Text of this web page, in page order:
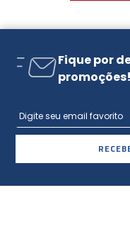
Fique por
promoções!